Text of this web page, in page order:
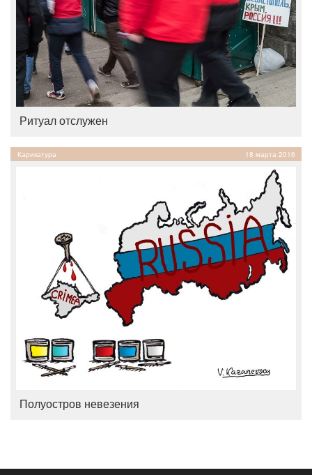
Ритуал отслужен
Карикатура 18 марта 2016
Полуостров невезения